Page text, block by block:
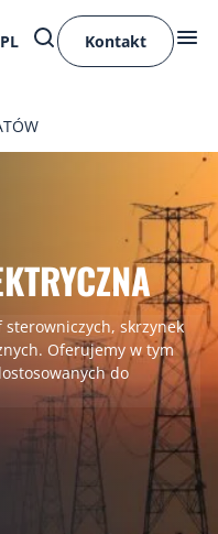
PL Kontakt
skrzynek
Oferujemy w tym
do